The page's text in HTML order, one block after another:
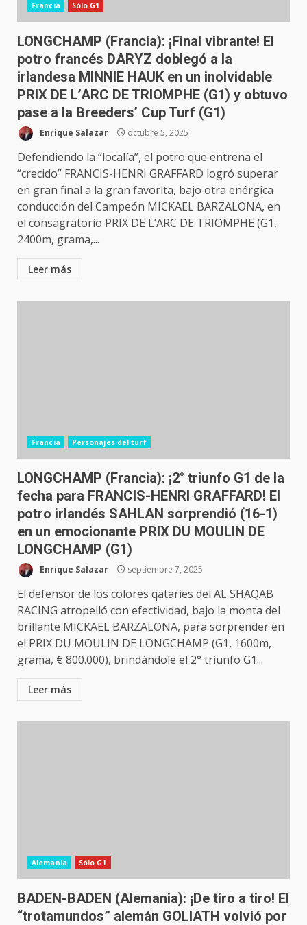
Francia
Sólo G1
LONGCHAMP (Francia): ¡Final vibrante! El
potro francés DARYZ doblegó a la
irlandesa MINNIE HAUK en un inolvidable
PRIX DE L’ARC DE TRIOMPHE (G1) y obtuvo
pase a la Breeders’ Cup Turf (G1)
Enrique Salazar octubre 5, 2025
Defendiendo la “localía”, el potro que entrena el
“crecido” FRANCIS-HENRI GRAFFARD logró superar
en gran final a la gran favorita, bajo otra enérgica
conducción del Campeón MICKAEL BARZALONA, en
el consagratorio PRIX DE L’ARC DE TRIOMPHE (G1,
2400m, grama,...
Leer más
Francia Personajes del turf
LONGCHAMP (Francia): ¡2° triunfo G1 de la
fecha para FRANCIS-HENRI GRAFFARD! El
potro irlandés SAHLAN sorprendió (16-1)
en un emocionante PRIX DU MOULIN DE
LONGCHAMP (G1)
Enrique Salazar septiembre 7, 2025
El defensor de los colores qataries del AL SHAQAB
RACING atropelló con efectividad, bajo la monta del
brillante MICKAEL BARZALONA, para sorprender en
el PRIX DU MOULIN DE LONGCHAMP (G1, 1600m,
grama, € 800.000), brindándole el 2° triunfo G1...
Leer más
Alemania Sólo G1
BADEN-BADEN (Alemania): ¡De tiro a tiro! El
“trotamundos” alemán GOLIATH volvió por